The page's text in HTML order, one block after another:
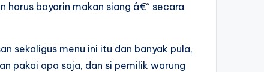
harus bayarin makan siang â€“ secara
sekaligus menu ini itu dan banyak pula,
pakai apa saja, dan si pemilik warung